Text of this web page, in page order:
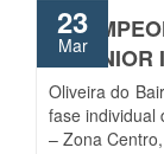
SÉNIOR
23
Mar
Oliveira do
fase individual
– Zona